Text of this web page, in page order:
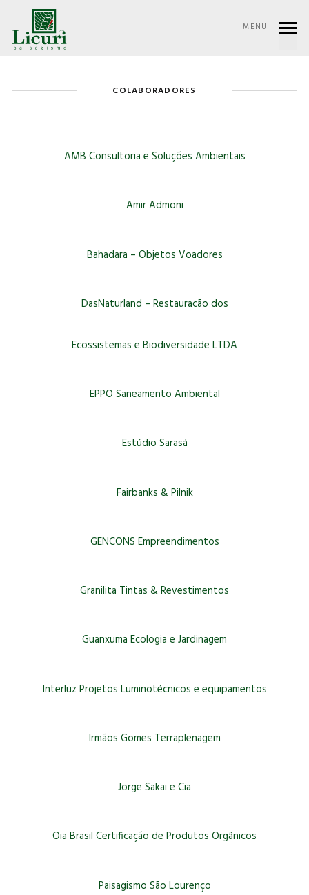
MENU
COLABORADORES
AMB Consultoria e Soluções Ambientais
Amir Admoni
Bahadara – Objetos Voadores
DasNaturland – Restauracão dos
Ecossistemas e Biodiversidade LTDA
EPPO Saneamento Ambiental
Estúdio Sarasá
Fairbanks & Pilnik
GENCONS Empreendimentos
Granilita Tintas & Revestimentos
Guanxuma Ecologia e Jardinagem
Interluz Projetos Luminotécnicos e equipamentos
Irmãos Gomes Terraplenagem
Jorge Sakai e Cia
Oia Brasil Certificação de Produtos Orgânicos
Paisagismo São Lourenço